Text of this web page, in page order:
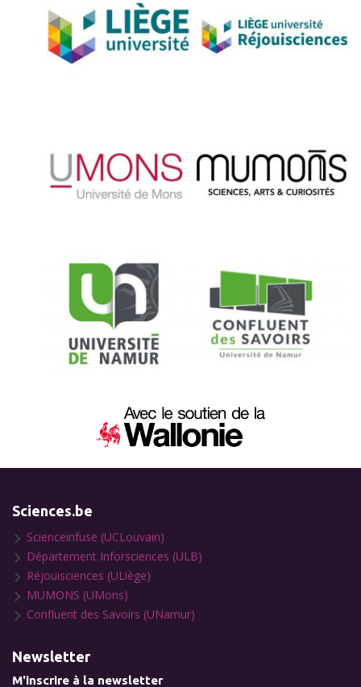
Sciences.be
Scienceinfuse (UCLouvain)
Département Inforsciences (ULB)
Réjouisciences (ULiège)
MUMONS (UMons)
Confluent des Savoirs (UNamur)
Newsletter
M'inscrire à la newsletter